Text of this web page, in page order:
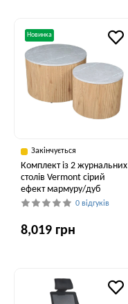
Новинка
Закінчується
Комплект із 2 журнальних
столів Vermont сірий
ефект мармуру/дуб
0 відгуків
8,019 грн